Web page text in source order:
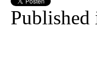
Published